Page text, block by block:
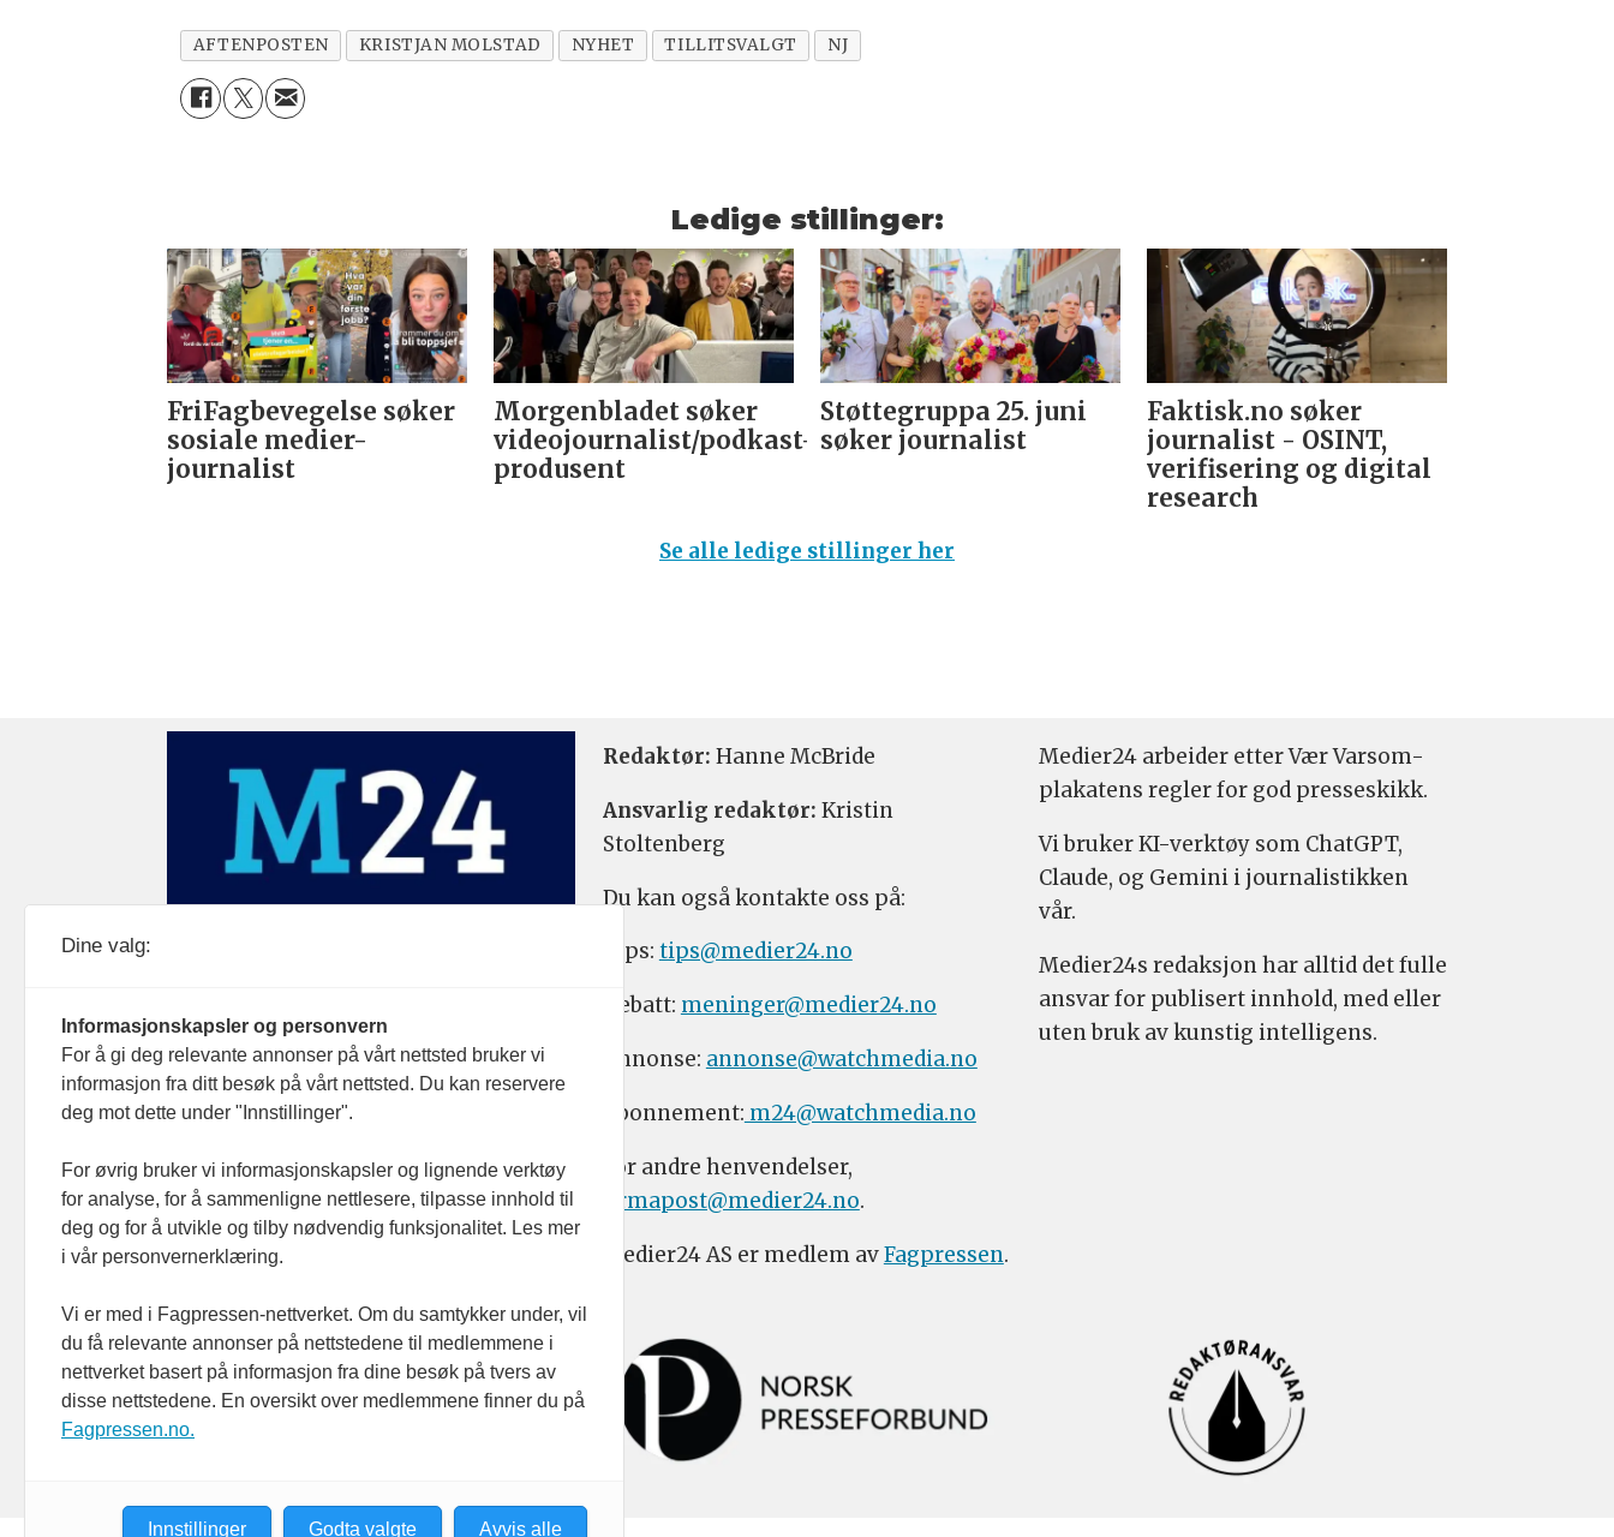
AFTENPOSTEN KRISTJAN MOLSTAD NYHET TILLITSVALGT NJ
Ledige stillinger:
FriFagbevegelse søker
sosiale medier-
journalist
Morgenbladet søker
videojournalist/podkast-
produsent
Støttegruppa 25. juni
søker journalist
Faktisk.no søker
journalist - OSINT,
verifisering og digital
research­
Se alle ledige stillinger her
Redaktør: Hanne McBride
Ansvarlig redaktør: Kristin
Stoltenberg
Du kan også kontakte oss på:
Tips: tips@medier24.no
Debatt: meninger@medier24.no
Annonse: annonse@watchmedia.no
Abonnement: m24@watchmedia.no
For andre henvendelser,
firmapost@medier24.no.
Medier24 AS er medlem avFagpressen.
Medier24 arbeider etter Vær Varsom-
plakatens regler for god presseskikk.
Vi bruker KI-verktøy som ChatGPT,
Claude, og Gemini i journalistikken
vår.
Medier24s redaksjon har alltid det fulle
ansvar for publisert innhold, med eller
uten bruk av kunstig intelligens.
Dine valg:
Informasjonskapsler og personvern
For å gi deg relevante annonser på vårt nettsted bruker vi
informasjon fra ditt besøk på vårt nettsted. Du kan reservere
deg mot dette under "Innstillinger".
For øvrig bruker vi informasjonskapsler og lignende verktøy
for analyse, for å sammenligne nettlesere, tilpasse innhold til
deg og for å utvikle og tilby nødvendig funksjonalitet. Les mer
i vår personvernerklæring.
Vi er med i Fagpressen-nettverket. Om du samtykker under, vil
du få relevante annonser på nettstedene til medlemmene i
nettverket basert på informasjon fra dine besøk på tvers av
disse nettstedene. En oversikt over medlemmene finner du på
Fagpressen.no.
Avvis alle
Godta valgte
Innstillinger